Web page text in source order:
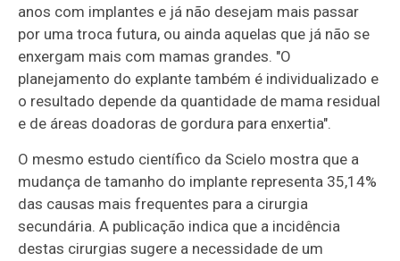
anos com implantes e já não desejam mais passar
por uma troca futura, ou ainda aquelas que já não se
enxergam mais com mamas grandes. "O
planejamento do explante também é individualizado e
o resultado depende da quantidade de mama residual
e de áreas doadoras de gordura para enxertia".
O mesmo estudo científico da Scielo mostra que a
mudança de tamanho do implante representa 35,14%
das causas mais frequentes para a cirurgia
secundária. A publicação indica que a incidência
destas cirurgias sugere a necessidade de um